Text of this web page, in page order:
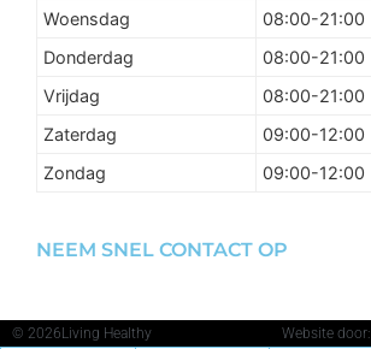
Woensdag
08:00-21:00
Donderdag
08:00-21:00
Vrijdag
08:00-21:00
Zaterdag
09:00-12:00
Zondag
09:00-12:00
NEEM SNEL CONTACT OP
© 2026Living Healthy Website door: